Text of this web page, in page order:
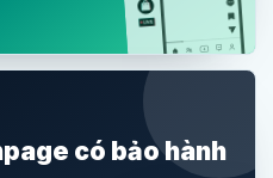
có bảo hành